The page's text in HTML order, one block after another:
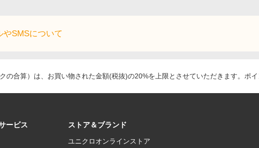
やSMSについて
の合算）は、お買い物された金額(税抜)の20%を上限とさせていただきます。ポ
ービス ストア＆ブランド
ユニクロオンラインストア